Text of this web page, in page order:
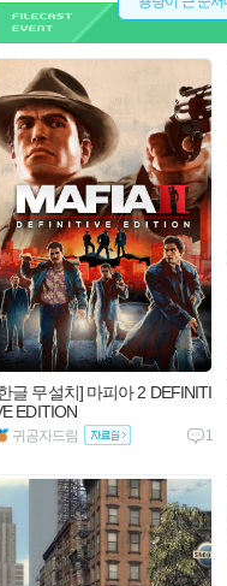
글 무설치] 마피아 2 DEFINITI
EDITION
귀공자드림 1